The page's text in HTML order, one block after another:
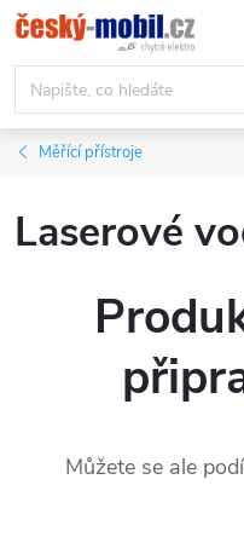
Přejít
na
obsah
Měřící přístroje
Laserové
Můžete se ale